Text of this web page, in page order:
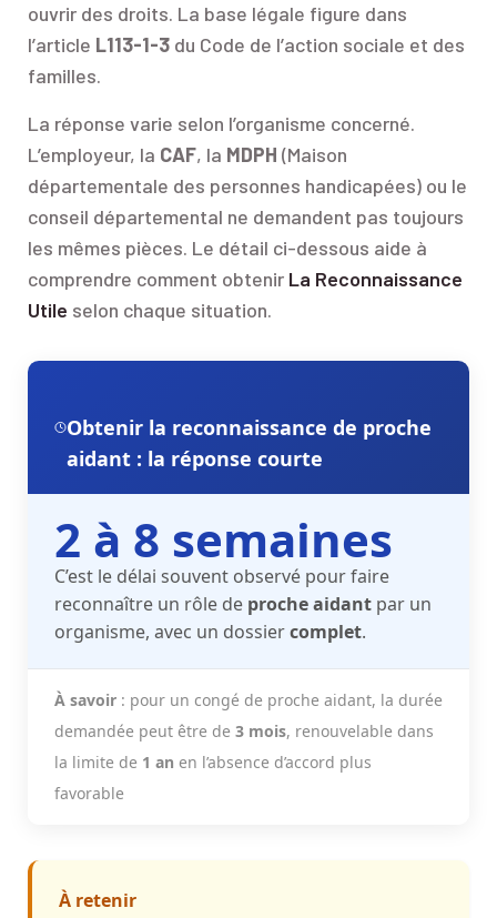
ouvrir des droits. La base légale figure dans
l’article L113-1-3 du Code de l’action sociale et des
familles.
La réponse varie selon l’organisme concerné.
L’employeur, la CAF, la MDPH (Maison
départementale des personnes handicapées) ou le
conseil départemental ne demandent pas toujours
les mêmes pièces. Le détail ci-dessous aide à
comprendre comment obtenir La Reconnaissance
Utile selon chaque situation.
Obtenir la reconnaissance de proche
aidant : la réponse courte
2 à 8 semaines
C’est le délai souvent observé pour faire
reconnaître un rôle de proche aidant par un
organisme, avec un dossiercomplet.
À savoir : pour un congé de proche aidant, la durée
demandée peut être de 3 mois, renouvelable dans
la limite de 1 an en l’absence d’accord plus
favorable
À retenir